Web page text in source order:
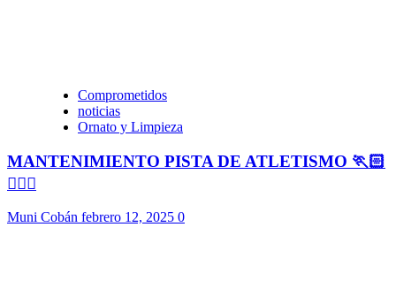
Comprometidos
noticias
Ornato y Limpieza
MANTENIMIENTO PISTA DE ATLETISMO 🏃🏻
🏃🏻‍♀️
Muni Cobán febrero 12, 2025 0